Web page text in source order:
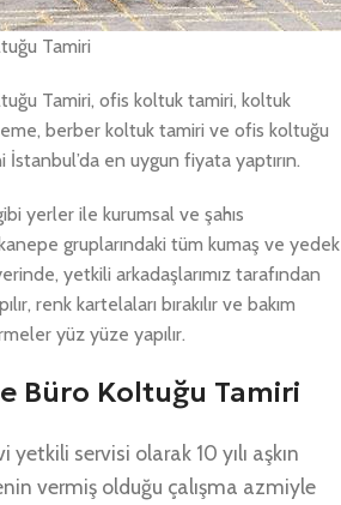
Tamiri
Tamiri, ofis koltuk tamiri, koltuk
berber koltuk tamiri ve ofis koltuğu
en uygun fiyata yaptırın.
yerler ile kurumsal ve şahıs
gruplarındaki tüm kumaş ve yedek
yetkili arkadaşlarımız tarafından
renk kartelaları bırakılır ve bakım
yüz yüze yapılır.
Büro Koltuğu Tamiri
yetkili servisi olarak 10 yılı aşkın
vermiş olduğu çalışma azmiyle